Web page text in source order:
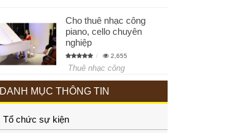
Cho thuê nhạc công
piano, cello chuyên
nghiệp
2,655
Thuê nhạc công
DANH MỤC THÔNG TIN
Tổ chức sự kiện